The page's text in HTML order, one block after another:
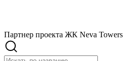
Партнер проекта ЖК Neva Towers